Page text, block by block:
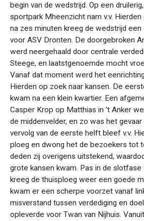
begin van de wedstrijd. Op een
sportpark Mheenzicht nam v.v.
na zes minuten kreeg de wedstrijd een
voor ASV Dronten. De doorgebroken
werd neergehaald door centrale
Steege, en laatstgenoemde mocht
Vanaf dat moment werd het
Hierden op zoek naar kansen. De
kwam na een klein kwartier. Een
Casper Krop op Matthias in ’t Anker
de middenvelder, en zo was het
vervolg van de eerste helft bleef v.v.
ploeg en dwong het de bezoekers tot
deden zij overigens uitstekend,
grote kansen kwam. Pas in de
kreeg de thuisploeg weer een goede
kwam er een scherpe voorzet vanaf
misverstand tussen verdediging en
opleverde voor Twan van Nijhuis.